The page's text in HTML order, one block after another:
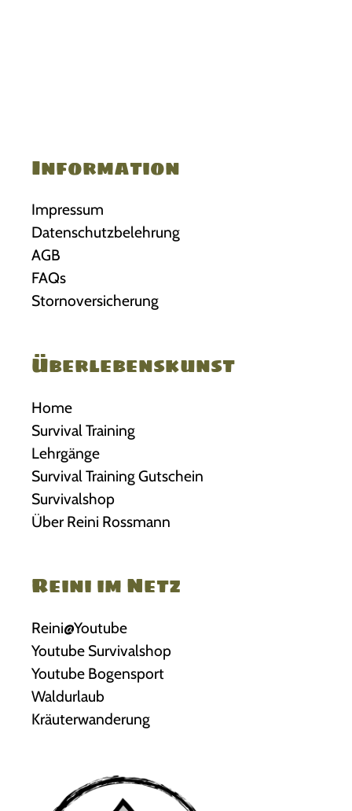
Information
Impressum
Datenschutzbelehrung
AGB
FAQs
Stornoversicherung
Überlebenskunst
Home
Survival Training
Lehrgänge
Survival Training Gutschein
Survivalshop
Über Reini Rossmann
Reini im Netz
Reini@Youtube
Youtube Survivalshop
Youtube Bogensport
Waldurlaub
Kräuterwanderung